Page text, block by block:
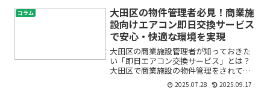
コラム
大田区の物件管理者必見！商業施
設向けエアコン即日交換サービス
で安心・快適な環境を実現
大田区の商業施設管理者が知っておきた
い「即日エアコン交換サービス」とは？
大田区で商業施設の物件管理をされてい
るみなさま、「突然エアコンが故障して
しまった」「暑い日や寒い日に空調が止
2025.07.28 2025.09.17